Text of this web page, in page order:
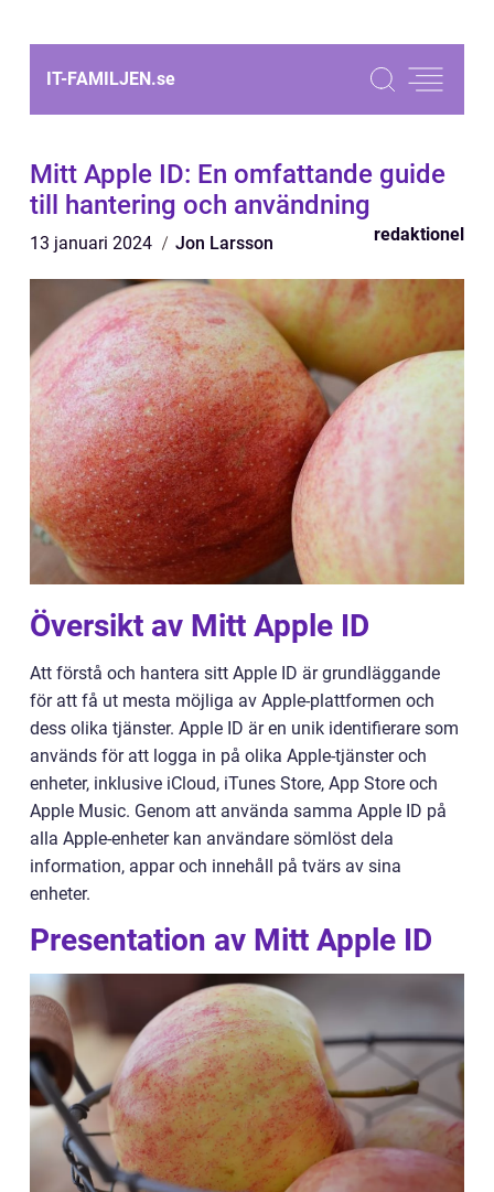
IT-FAMILJEN.se
Mitt Apple ID: En omfattande guide
till hantering och användning
13 januari 2024 Jon Larsson redaktionel
Översikt av Mitt Apple ID
Att förstå och hantera sitt Apple ID är grundläggande
för att få ut mesta möjliga av Apple-plattformen och
dess olika tjänster. Apple ID är en unik identifierare som
används för att logga in på olika Apple-tjänster och
enheter, inklusive iCloud, iTunes Store, App Store och
Apple Music. Genom att använda samma Apple ID på
alla Apple-enheter kan användare sömlöst dela
information, appar och innehåll på tvärs av sina
enheter.
Presentation av Mitt Apple ID